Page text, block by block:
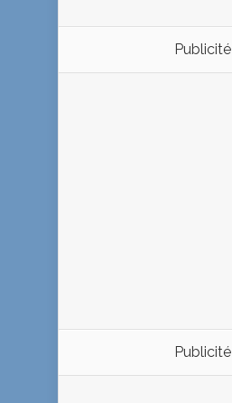
Publicité
Publicité